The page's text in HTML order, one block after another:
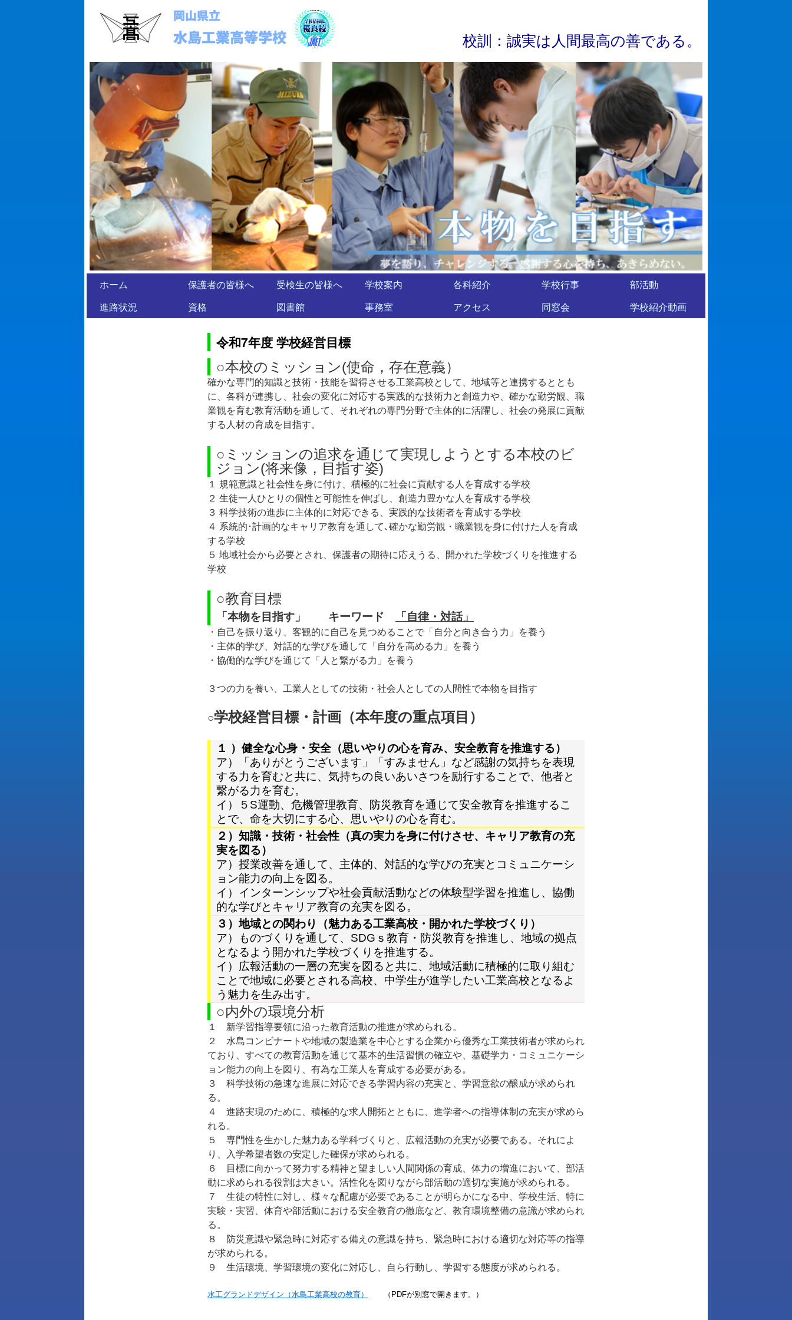
校訓 ： 誠実は 人 間最高の善であ る 。
ホーム 保護者の皆様へ 受検生の皆様へ 学校案内 各科紹介 学校行事
部活動
進路状況
資格 図書館 事務室 アクセス 同窓会 学校紹介動画
令和7年度 学校経営目標
○本校のミッション(使命，存在意義）
確かな専門的知識と技術・技能を習得させる工業高校として、地域等と連携するととも
に、各科が連携し、社会の変化に対応する実践的な技術力と創造力や、確かな勤労観、職
業観を育む教育活動を通して、それぞれの専門分野で主体的に活躍し、社会の発展に貢献
する人材の育成を目指す。
○ミッションの追求を通じて実現しようとする本校のビ
ジョン(将来像，目指す姿)
１ 規範意識と社会性を身に付け、積極的に社会に貢献する人を育成する学校
２ 生徒一人ひとりの個性と可能性を伸ばし、創造力豊かな人を育成する学校
３ 科学技術の進歩に主体的に対応できる、実践的な技術者を育成する学校
４ 系統的･計画的なキャリア教育を通して､確かな勤労観・職業観を身に付けた人を育成
する学校
５ 地域社会から必要とされ、保護者の期待に応えうる、開かれた学校づくりを推進する
学校
○教育目標
「本物を目指す」 キーワード 「自律・対話」
・自己を振り返り、客観的に自己を見つめることで「自分と向き合う力」を養う
・主体的学び、対話的な学びを通して「自分を高める力」を養う
・協働的な学びを通じて「人と繋がる力」を養う
３つの力を養い、工業人としての技術・社会人としての人間性で本物を目指す
○学校経営目標・計画（本年度の重点項目）
１ ）健全な心身・安全（思いやりの心を育み、安全教育を推進する）
ア）「ありがとうございます」「すみません」など感謝の気持ちを表現
する力を育むと共に、気持ちの良いあいさつを励行することで、他者と
繋がる力を育む。
イ）５S運動、危機管理教育、防災教育を通じて安全教育を推進するこ
とで、命を大切にする心、思いやりの心を育む。
２）知識・技術・社会性（真の実力を身に付けさせ、キャリア教育の充
実を図る）
ア）授業改善を通して、主体的、対話的な学びの充実とコミュニケーシ
ョン能力の向上を図る。
イ）インターンシップや社会貢献活動などの体験型学習を推進し、協働
的な学びとキャリア教育の充実を図る。
３）地域との関わり（魅力ある工業高校・開かれた学校づくり）
ア）ものづくりを通して、SDGｓ教育・防災教育を推進し、地域の拠点
となるよう開かれた学校づくりを推進する。
イ）広報活動の一層の充実を図ると共に、地域活動に積極的に取り組む
ことで地域に必要とされる高校、中学生が進学したい工業高校となるよ
う魅力を生み出す。
○内外の環境分析
１ 新学習指導要領に沿った教育活動の推進が求められる。
２ 水島コンビナートや地域の製造業を中心とする企業から優秀な工業技術者が求められ
ており、すべての教育活動を通じて基本的生活習慣の確立や、基礎学力・コミュニケーシ
ョン能力の向上を図り、有為な工業人を育成する必要がある。
３ 科学技術の急速な進展に対応できる学習内容の充実と、学習意欲の醸成が求められ
る。
４ 進路実現のために、積極的な求人開拓とともに、進学者への指導体制の充実が求めら
れる。
５ 専門性を生かした魅力ある学科づくりと、広報活動の充実が必要である。それによ
り、入学希望者数の安定した確保が求められる。
６ 目標に向かって努力する精神と望ましい人間関係の育成、体力の増進において、部活
動に求められる役割は大きい。活性化を図りながら部活動の適切な実施が求められる。
７ 生徒の特性に対し、様々な配慮が必要であることが明らかになる中、学校生活、特に
実験・実習、体育や部活動における安全教育の徹底など、教育環境整備の意識が求められ
る。
８ 防災意識や緊急時に対応する備えの意識を持ち、緊急時における適切な対応等の指導
が求められる。
９ 生活環境、学習環境の変化に対応し、自ら行動し、学習する態度が求められる。
水工グランドデザイン（水島工業高校の教育） （PDFが別窓で開きます。）